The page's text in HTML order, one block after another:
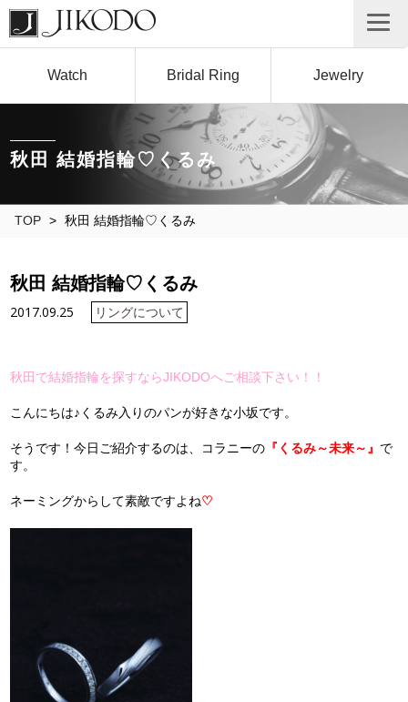
Watch Bridal Ring Jewelry
秋田 結婚指輪♡くるみ
TOP > 秋田 結婚指輪♡くるみ
秋田 結婚指輪♡くるみ
2017.09.25 リングについて
秋田で結婚指輪を探すならJIKODOへご相談下さい！！
こんにちは♪くるみ入りのパンが好きな小坂です。
そうです！今日ご紹介するのは、コラニーの 『くるみ～未来～』 で
す。
ネーミングからして素敵ですよね♡